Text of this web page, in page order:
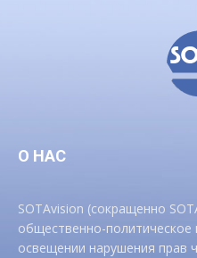
О НАС
SOTAvision (сокращенно
общественно-
освещении нарушения прав